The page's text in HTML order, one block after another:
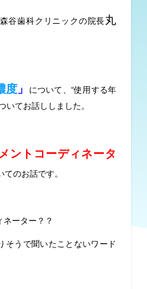
谷歯科クリニックの院長丸
度 」
について、“使用する年
いてお話ししました。
ントコーディネータ
てのお話です。
ネーター？？
そうで聞いたことないワード